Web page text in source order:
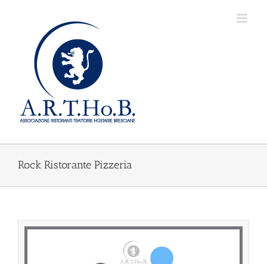
Rock Ristorante Pizzeria